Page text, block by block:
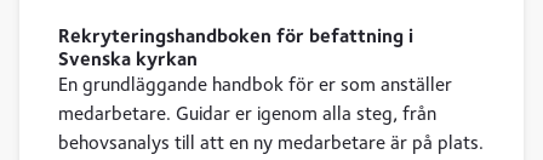
Rekryteringshandboken för befattning i
Svenska kyrkan
En grundläggande handbok för er som anställer
medarbetare. Guidar er igenom alla steg, från
behovsanalys till att en ny medarbetare är på plats.